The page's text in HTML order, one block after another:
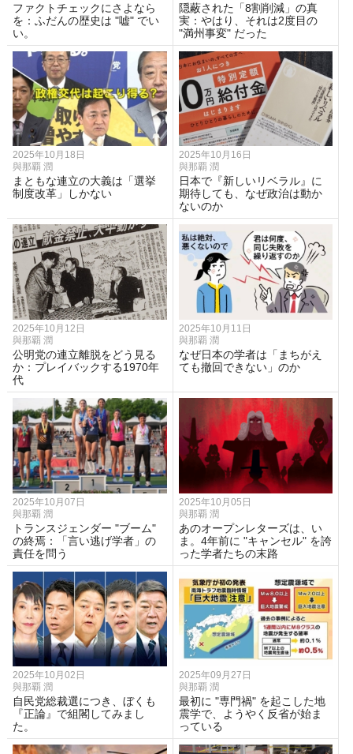
ファクトチェックにさよなら
を：ふだんの歴史は "嘘" でい
い。
隠蔽された「8割削減」の真
実：やはり、それは2度目の
"満州事変" だった
2025年10月18日
與那覇 潤
まともな連立の大義は「選挙
制度改革」しかない
2025年10月16日
與那覇 潤
日本で『新しいリベラル』に
期待しても、なぜ政治は動か
ないのか
2025年10月12日
與那覇 潤
公明党の連立離脱をどう見る
か：プレイバックする1970年
代
2025年10月11日
與那覇 潤
なぜ日本の学者は「まちがえ
ても撤回できない」のか
2025年10月07日
與那覇 潤
トランスジェンダー "ブーム"
の終焉：「言い逃げ学者」の
責任を問う
2025年10月05日
與那覇 潤
あのオープンレターズは、い
ま。4年前に "キャンセル" を誇
った学者たちの末路
2025年10月02日
與那覇 潤
自民党総裁選につき、ぼくも
『正論』で組閣してみまし
た。
2025年09月27日
與那覇 潤
最初に "専門禍" を起こした地
震学で、ようやく反省が始ま
っている